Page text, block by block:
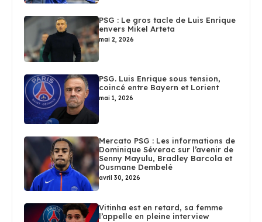
PSG : Le gros tacle de Luis Enrique
envers Mikel Arteta
mai 2, 2026
PSG. Luis Enrique sous tension,
coincé entre Bayern et Lorient
mai 1, 2026
Mercato PSG : Les informations de
Dominique Séverac sur l’avenir de
Senny Mayulu, Bradley Barcola et
Ousmane Dembelé
avril 30, 2026
Vitinha est en retard, sa femme
l’appelle en pleine interview